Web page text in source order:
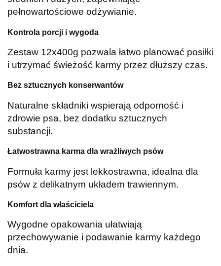
pełnowartościowe odżywianie.
Kontrola porcji i wygoda
Zestaw 12x400g pozwala łatwo planować posiłki
i utrzymać świeżość karmy przez dłuższy czas.
Bez sztucznych konserwantów
Naturalne składniki wspierają odporność i
zdrowie psa, bez dodatku sztucznych
substancji.
Łatwostrawna karma dla wrażliwych psów
Formuła karmy jest lekkostrawna, idealna dla
psów z delikatnym układem trawiennym.
Komfort dla właściciela
Wygodne opakowania ułatwiają
przechowywanie i podawanie karmy każdego
dnia.